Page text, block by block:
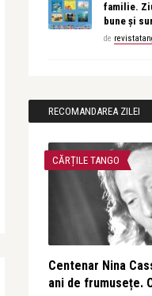
familie.
bune și
de
RECOMANDAREA ZILEI
CĂRȚILE TANGO
Centenar Nina
ani de frumusețe.